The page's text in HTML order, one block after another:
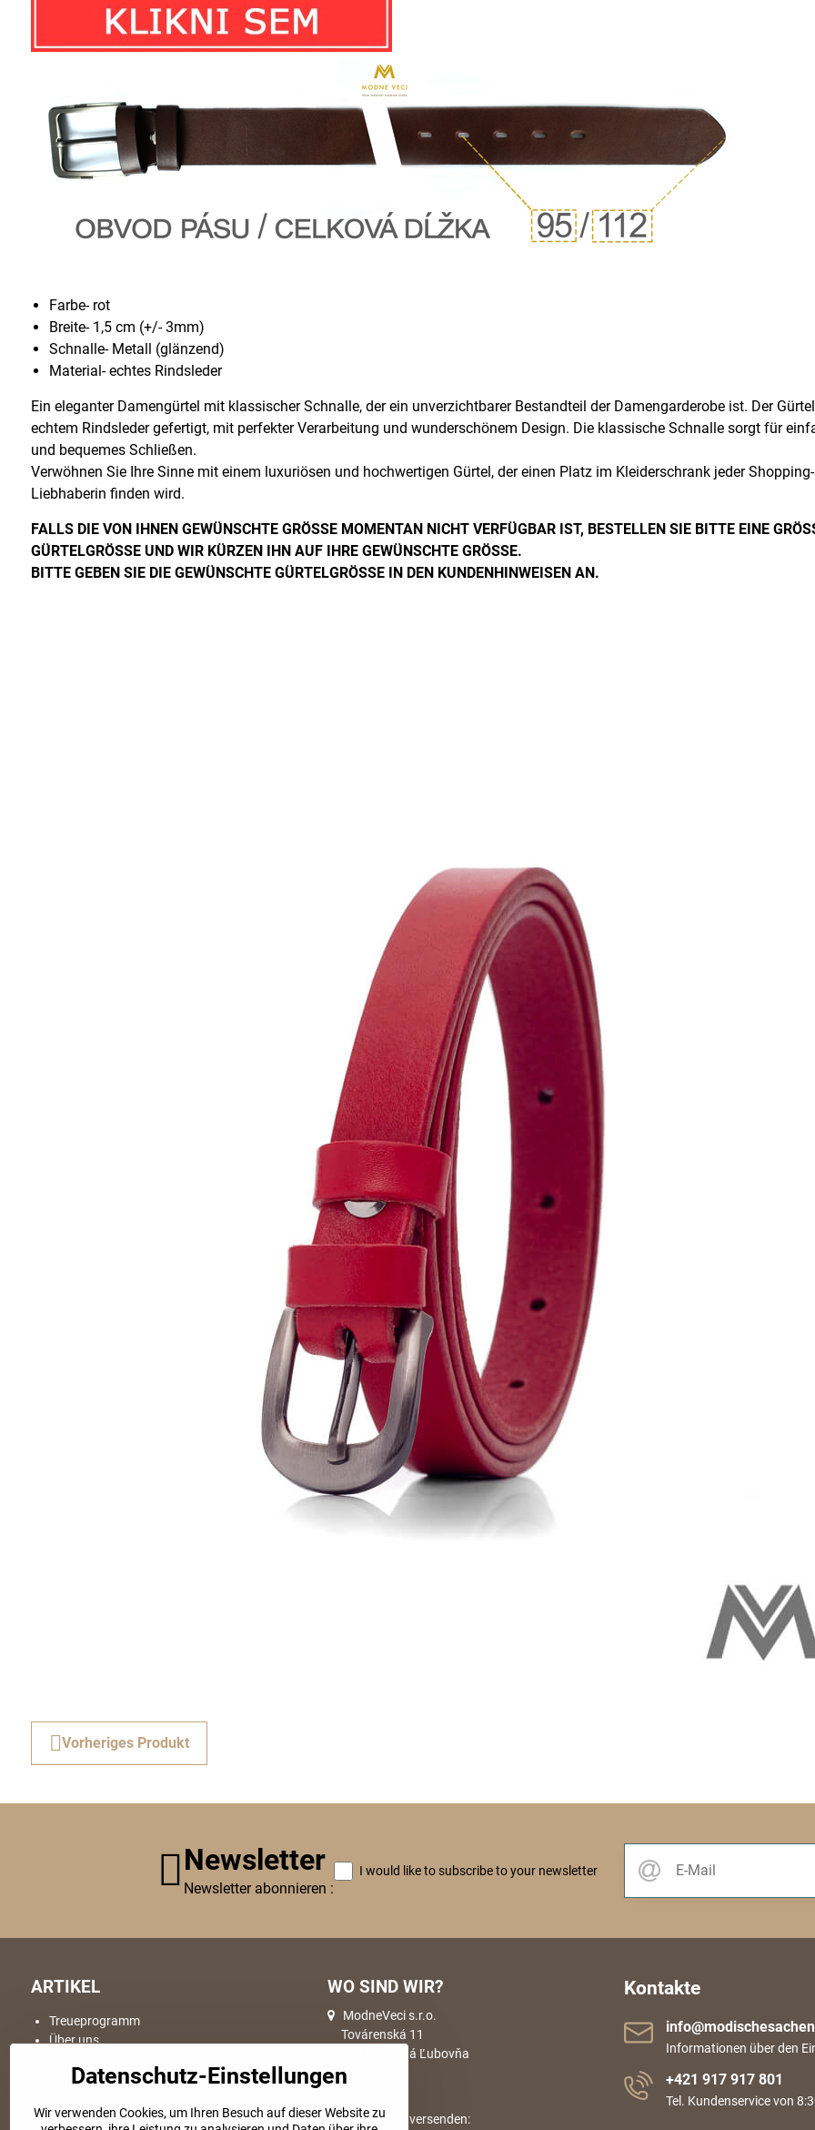
Farbe- rot
Breite- 1,5 cm (+/- 3mm)
Schnalle- Metall (glänzend)
Material- echtes Rindsleder
Ein eleganter Damengürtel mit klassischer Schnalle, der ein unverzichtbarer Bestandteil der Damengarderobe ist. Der
echtem Rindsleder gefertigt, mit perfekter Verarbeitung und wunderschönem Design. Die klassische Schnalle sorgt für
und bequemes Schließen.
Verwöhnen Sie Ihre Sinne mit einem luxuriösen und hochwertigen Gürtel, der einen Platz im Kleiderschrank jeder Shopping-
Liebhaberin finden wird.
FALLS DIE VON IHNEN GEWÜNSCHTE GRÖSSE MOMENTAN NICHT VERFÜGBAR IST, BESTELLEN SIE BITTE EINE
GÜRTELGRÖSSE UND WIR KÜRZEN IHN AUF IHRE GEWÜNSCHTE GRÖSSE.
BITTE GEBEN SIE DIE GEWÜNSCHTE GÜRTELGRÖSSE IN DEN KUNDENHINWEISEN AN.
Vorheriges Produkt
Newsletter
Newsletter abonnieren :
I would like to subscribe to your newsletter
ARTIKEL
Treueprogramm
Über uns
Versand & Lieferung
Reklamationde
WO SIND WIR?
ModneVeci s.r.o.
Továrenská 11
064 01, Stará Ľubovňa
Hier Waren versenden:
Kontakte
Informationen über den
+421 917 917 801
Tel. Kundenservice von
Datenschutz-Einstellungen
Wir verwenden Cookies, um Ihren Besuch auf dieser Website zu